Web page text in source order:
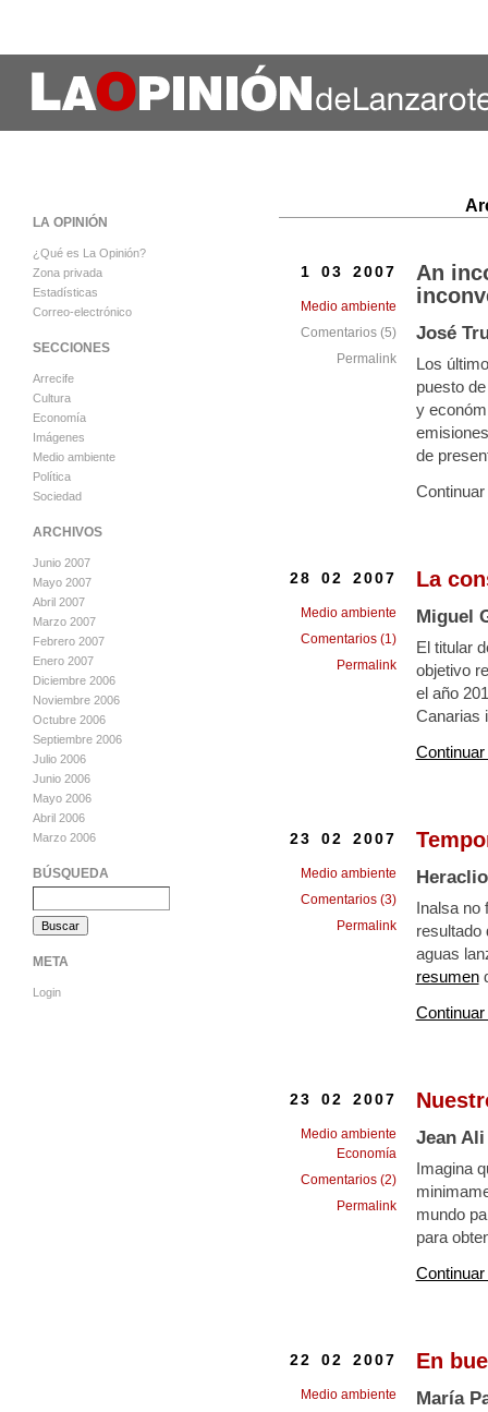
An
José
Los
puesto
y
de
1 03 2007
Medio ambiente
Comentarios (5)
Permalink
La
Miguel
El titular
objetivo
el año
Canarias
28 02 2007
Medio ambiente
Comentarios (1)
Permalink
Inalsa no
resultado
aguas
resumen
23 02 2007
Medio ambiente
Comentarios (3)
Permalink
Jean
Imagina
mundo
para
23 02 2007
Medio ambiente
Economía
Comentarios (2)
Permalink
En
María
22 02 2007
Medio ambiente
LA OPINIÓN
¿Qué es La Opinión?
Zona privada
Estadísticas
Correo-electrónico
SECCIONES
Arrecife
Cultura
Economía
Imágenes
Medio ambiente
Política
Sociedad
ARCHIVOS
Junio 2007
Mayo 2007
Abril 2007
Marzo 2007
Febrero 2007
Enero 2007
Diciembre 2006
Noviembre 2006
Octubre 2006
Septiembre 2006
Julio 2006
Junio 2006
Mayo 2006
Abril 2006
Marzo 2006
BÚSQUEDA
META
Login